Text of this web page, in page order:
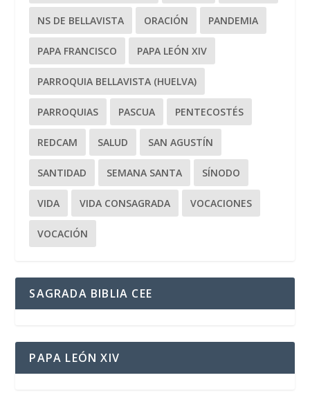
NS DE BELLAVISTA ORACIÓN PANDEMIA
PAPA FRANCISCO PAPA LEÓN XIV
PARROQUIA BELLAVISTA (HUELVA)
PARROQUIAS PASCUA PENTECOSTÉS
REDCAM SALUD SAN AGUSTÍN
SANTIDAD SEMANA SANTA SÍNODO
VIDA VIDA CONSAGRADA VOCACIONES
VOCACIÓN
SAGRADA BIBLIA CEE
PAPA LEÓN XIV